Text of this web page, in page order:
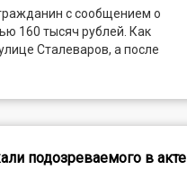
с сообщением о
160 тысяч рублей. Как
Сталеваров, а после
подозреваемого в акте